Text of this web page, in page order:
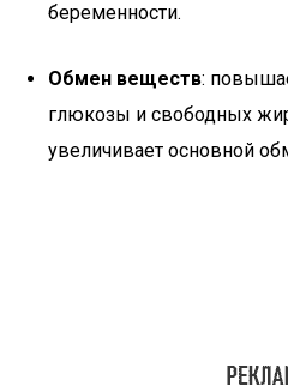
беременности.
Обмен веществ:
глюкозы и свободных
увеличивает основной